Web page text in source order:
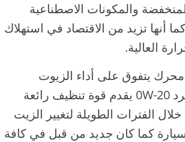
والمكونات الاصطناعية
تزيد من الاقتصاد في استهلاك
العالية.
يتفوق على أداء الزيوت
التقليدية للمحركات في جميع الاتجاهات، كما أن زيت هايبرد 0W-20 يقدم قوة تنظيف رائعة
الفترات الطويلة لتغيير الزيت
كما كان جديد من قبل في كافة